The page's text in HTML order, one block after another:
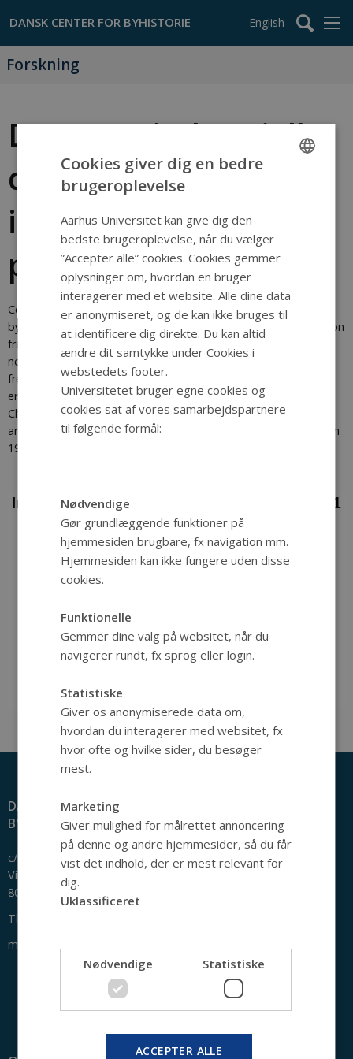
English
Forskning
Den post-industrielle
danske by i
internationalt
perspektiv
Centret deltager i et europæisk forskersamarbejde om
byudvikling efter ca. 1960 under ledelse af professor Lars Nilsson
fra Stads- och kommunhistoriska instituttet. Der er tale om et
netværk, som mødes ved internationale konferencer og
fremlægger studier fra deres land. Forskningsprogrammets ide
er beskrevet her. Fra centrets side deltager Søren Bitsch
Christensen, ligesom Sebastian Fogh Nordentoft har leveret en
analyse af 'De danske byers udvikling under afindustrialiseringen
1960-2001
DANSK CENTER FOR
BYHISTORIE
c/o Den Gamle By
Viborgvej 2
8000 Aarhus C
Tlf: +45 2170 2790
mail@byhistorie.dk
Cookies giver dig en bedre
brugeroplevelse
Aarhus Universitet kan give dig den
bedste brugeroplevelse, når du vælger
”Accepter alle” cookies. Cookies gemmer
oplysninger om, hvordan en bruger
interagerer med et website. Alle dine data
er anonymiseret, og de kan ikke bruges til
at identificere dig direkte. Du kan altid
ændre dit samtykke under Cookies i
webstedets footer.
Universitetet bruger egne cookies og
cookies sat af vores samarbejdspartnere
til følgende formål:
Nødvendige
Gør grundlæggende funktioner på
hjemmesiden brugbare, fx navigation mm.
Hjemmesiden kan ikke fungere uden disse
cookies.
Funktionelle
Gemmer dine valg på websitet, når du
navigerer rundt, fx sprog eller login.
Statistiske
Giver os anonymiserede data om,
hvordan du interagerer med websitet, fx
hvor ofte og hvilke sider, du besøger
mest.
Marketing
Giver mulighed for målrettet annoncering
på denne og andre hjemmesider, så du får
vist det indhold, der er mest relevant for
dig.
Uklassificeret
Nødvendige Statistiske
ACCEPTER ALLE